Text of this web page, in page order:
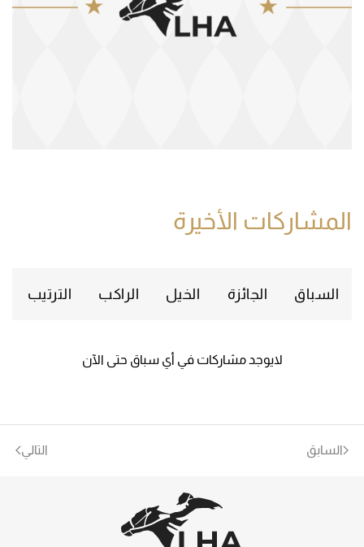
المشاركات الأخيرة
السباق الجائزة الخيل الراكب الترتيب
لايوجد مشاركات في أي سباق حتى الآن
السابق التالي